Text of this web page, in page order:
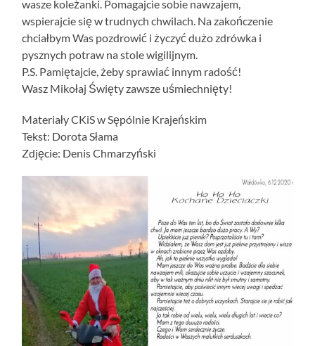
wasze koleżanki. Pomagajcie sobie nawzajem,
wspierajcie się w trudnych chwilach. Na zakończenie
chciałbym Was pozdrowić i życzyć dużo zdrówka i
pysznych potraw na stole wigilijnym.
P.S. Pamiętajcie, żeby sprawiać innym radość!
Wasz Mikołaj Święty zawsze uśmiechnięty!
Materiały CKiS w Sępólnie Krajeńskim
Tekst: Dorota Słama
Zdjęcie: Denis Chmarzyński